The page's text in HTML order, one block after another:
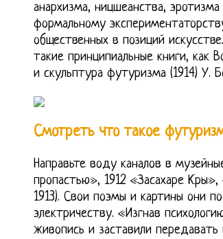
анархизма, ницшеанства,
формальному
общественных в позиций
такие принципиальные книги, как
и скульптура футуризма (1914) У.
Смотреть что такое
Направьте воду каналов в
пропастью», 1912 «Засахаре
1913). Свои поэмы и картины они
электричеству. «Изгнав
живопись и заставили передавать